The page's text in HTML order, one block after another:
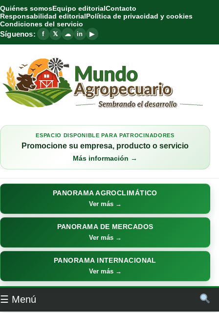
Quiénes somosEquipo editorialContacto
Responsabilidad editorialPolítica de privacidad y cookies
Condiciones del servicio
Síguenos: f 𝕏 ☁ in ▶
ESPACIO DISPONIBLE PARA PATROCINADORES
Promocione su empresa, producto o servicio
Más información →
PANORAMA AGROCLIMÁTICO
Ver más →
PANORAMA DE MERCADOS
Ver más →
PANORAMA INTERNACIONAL
Ver más →
☰ Menú